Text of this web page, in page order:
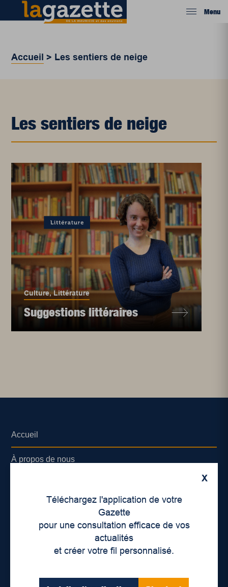
Menu
Accueil > Les sentiers de neige
Les sentiers de neige
Culture,Littérature
Suggestions littéraires
X
Téléchargez l'application de votre
Gazette
pour une consultation efficace de vos
actualités
et créer votre fil personnalisé.
Accueil
À propos de nous
Lieux de distribution